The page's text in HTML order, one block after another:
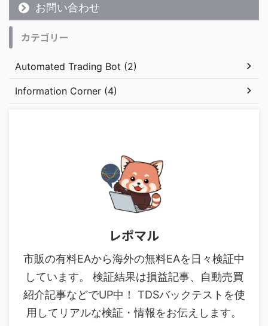
お問い合わせ
カテゴリー
Automated Trading Bot (2)
Information Corner (4)
レポマル
市販の有料EAから海外の無料EAを日々検証中
しています。 検証結果は損益記事、自動売買
紹介記事などでUP中！ TDSバックテストを使
用してリアルな検証・情報をお伝えします。